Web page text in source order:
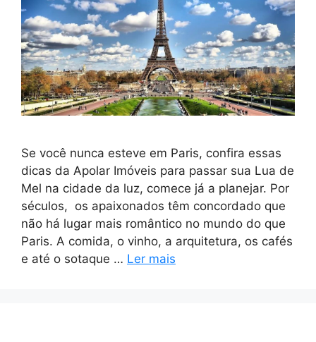
Se você nunca esteve em Paris, confira essas
dicas da Apolar Imóveis para passar sua Lua de
Mel na cidade da luz, comece já a planejar. Por
séculos, os apaixonados têm concordado que
não há lugar mais romântico no mundo do que
Paris. A comida, o vinho, a arquitetura, os cafés
e até o sotaque … Ler mais